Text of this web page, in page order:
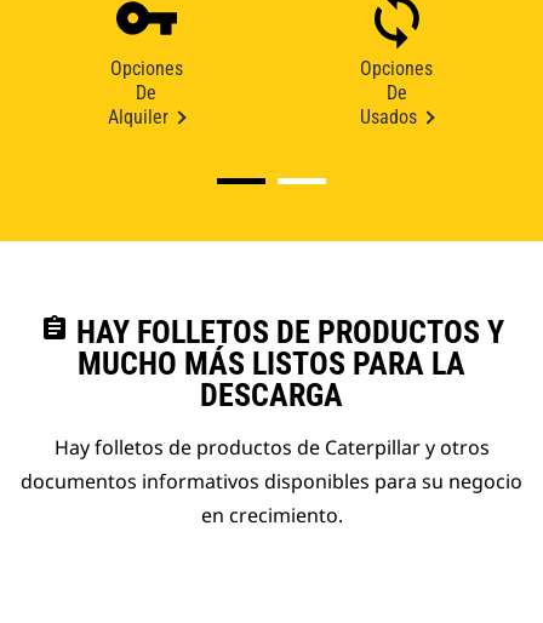
Opciones
De
Alquiler
Opciones
De
Usados
assignment HAY FOLLETOS DE PRODUCTOS Y
MUCHO MÁS LISTOS PARA LA
DESCARGA
Hay folletos de productos de Caterpillar y otros
documentos informativos disponibles para su negocio
en crecimiento.